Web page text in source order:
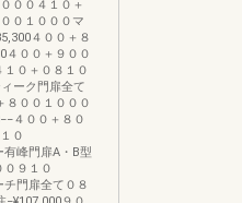
００４１０＋
０１０００マ
４００＋８
４００＋９００
０＋０８１０
ーク門扉全て
８００１０００
４００＋８０
０
有峰門扉A・B型
０９１０
チ門扉全て０８